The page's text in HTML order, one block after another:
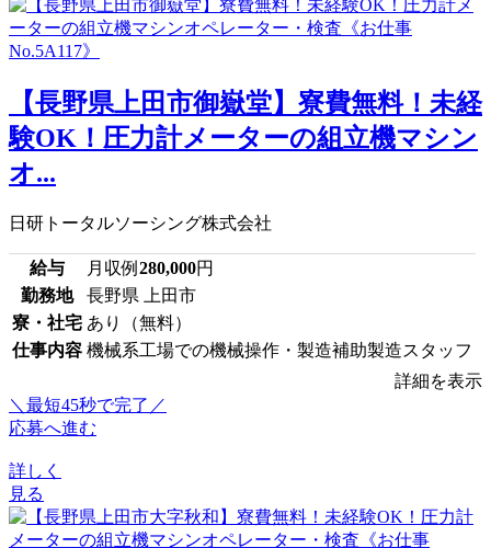
【長野県上田市御嶽堂】寮費無料！未経
験OK！圧力計メーターの組立機マシン
オ...
日研トータルソーシング株式会社
給与 月収例 280,000円
勤務地
長野県 上田市
寮・社宅 あり（無料）
仕事内容 機械系工場での機械操作・製造補助製造スタッフ
詳細を表示
＼最短45秒で完了／
応募へ進む
詳しく
見る